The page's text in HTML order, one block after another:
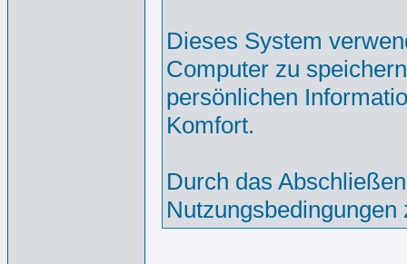
Dieses System
Computer zu
persönlichen
Komfort.
Durch das
Nutzungsbedingungen